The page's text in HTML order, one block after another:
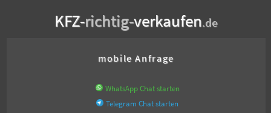
KFZ-richtig-verkaufen.de
mobile Anfrage
WhatsApp Chat starten
Telegram Chat starten